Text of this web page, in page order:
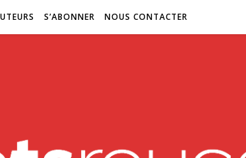
S’ABONNER NOUS CONTACTER